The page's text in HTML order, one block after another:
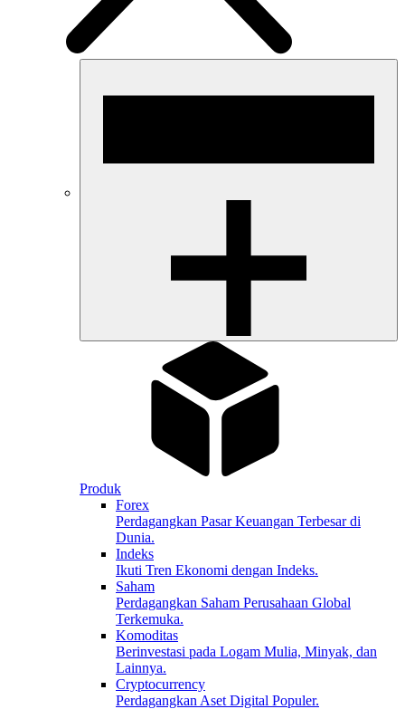
Produk
Forex
Perdagangkan Pasar Keuangan Terbesar di
Dunia.
Indeks
Ikuti Tren Ekonomi dengan Indeks.
Saham
Perdagangkan Saham Perusahaan Global
Terkemuka.
Komoditas
Berinvestasi pada Logam Mulia, Minyak, dan
Lainnya.
Cryptocurrency
Perdagangkan Aset Digital Populer.